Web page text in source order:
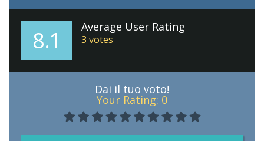
8.1 Average User Rating
3 votes
Dai il tuo voto!
Your Rating: 0